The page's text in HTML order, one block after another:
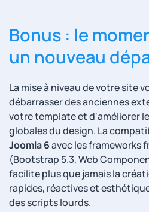
Bonus : le
un nouveau
La mise à niveau de votre site
débarrasser des anciennes
votre template et d'améliorer
globales du design. La
Joomla 6avec les frameworks
(Bootstrap 5.3, Web
facilite plus que jamais la
rapides, réactives et
des scripts lourds.